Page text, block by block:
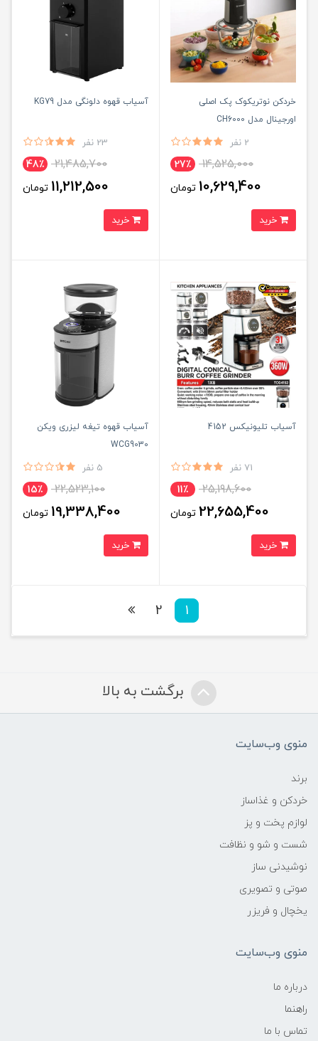
خردکن نوتریکوک پک اصلی
اورجینال مدل CH6000
2 نفر
14,525,000 27٪
10,629,400 تومان
آسیاب قهوه دلونگی مدل KG79
23 نفر
21,485,700 48٪
11,212,500 تومان
آسیاب تلیونیکس 4152
71 نفر
25,198,600 11٪
22,655,400 تومان
آسیاب قهوه تیغه لیزری ویکن
WCG9030
5 نفر
22,523,100 15٪
19,338,400 تومان
1
2
برگشت به بالا
منوی وب‌سایت
برند
خردکن و غذاساز
لوازم پخت و پز
شست و شو و نظافت
نوشیدنی ساز
صوتی و تصویری
یخچال و فریزر
منوی وب‌سایت
درباره ما
راهنما
تماس با ما